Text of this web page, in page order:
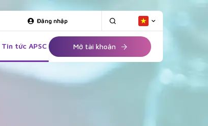
Đăng nhập
Tin tức APSC Mở tài khoản